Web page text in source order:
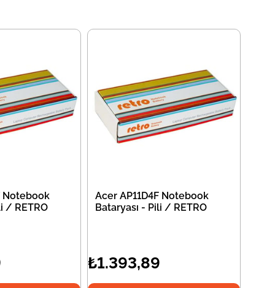
Notebook
/ RETRO
Acer AP11D4F Notebook
Bataryası - Pili / RETRO
₺1.393,89